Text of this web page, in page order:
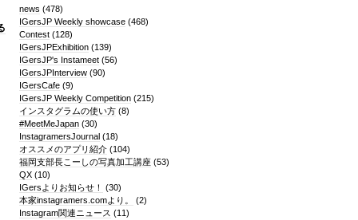
news (478)
IGersJP Weekly showcase(468)
Contest(128)
IGersJPExhibition(139)
IGersJP's Instameet(56)
IGersJPInterview(90)
IGersCafe(9)
IGersJP Weekly Competition(215)
インスタグラムの使い方(8)
#MeetMeJapan(30)
InstagramersJournal(18)
オススメのアプリ紹介(104)
福岡支部長こーしの写真加工講座(53)
QX(10)
IGersよりお知らせ！
(30)
本家instagramers.comより。
(2)
Instagram関連ニュース (11)